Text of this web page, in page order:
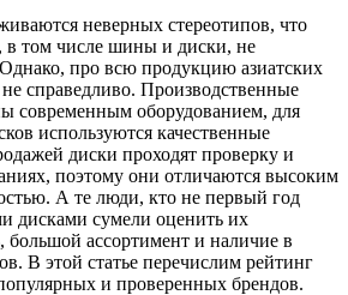
неверных стереотипов, что
в том числе шины и диски, не
про всю продукцию азиатских
справедливо. Производственные
современным оборудованием, для
используются качественные
диски проходят проверку и
поэтому они отличаются высоким
А те люди, кто не первый год
дисками сумели оценить их
большой ассортимент и наличие в
В этой статье перечислим рейтинг
и проверенных брендов.